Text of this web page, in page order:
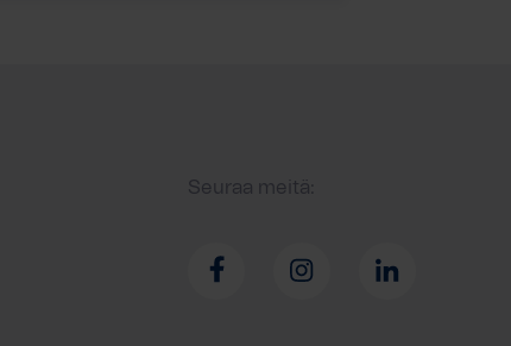
Seuraa meitä: